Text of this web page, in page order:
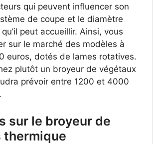
qui peuvent influencer son
de coupe et le diamètre
peut accueillir. Ainsi, vous
sur le marché des modèles à
euros, dotés de lames rotatives.
plutôt un broyeur de végétaux
prévoir entre 1200 et 4000
sur le broyeur de
thermique